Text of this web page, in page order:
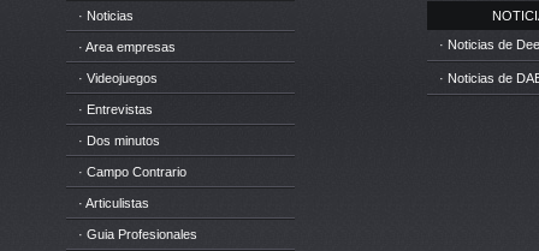
· Noticias
· Area empresas
· Videojuegos
· Entrevistas
· Dos minutos
· Campo Contrario
· Articulistas
· Guia Profesionales
· Noticias de
· Noticias de